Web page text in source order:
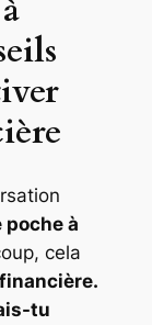
poche à
cela
tu